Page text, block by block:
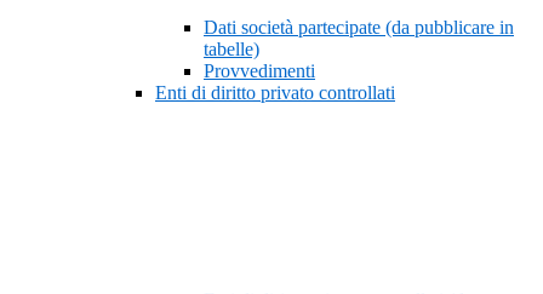
Dati società partecipate (da pubblicare in
tabelle)
Provvedimenti
Enti di diritto privato controllati